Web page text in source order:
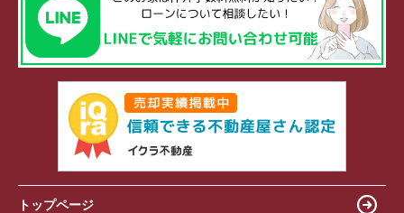
トップページ